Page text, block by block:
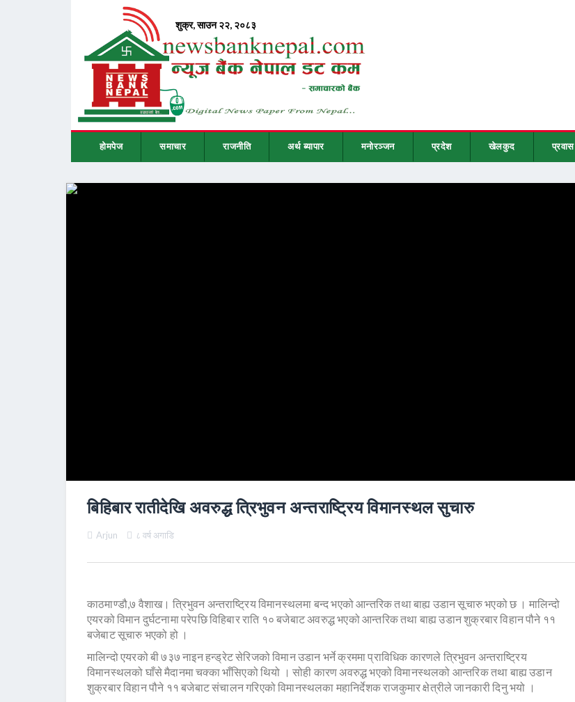
होमपेज समाचार राजनीति अर्थ ब्यापार मनोरञ्जन प्रदेश खेलकुद प्रवास
बिहिबार रातीदेखि अवरुद्ध त्रिभुवन अन्तराष्ट्रिय विमानस्थल सुचारु
Arjun ८ वर्ष अगाडि
काठमाण्डौ,७ वैशाख। त्रिभुवन अन्तराष्ट्रिय विमानस्थलमा बन्द भएको आन्तरिक तथा बाह्य उडान सूचारु भएको छ । मालिन्दो
एयरको विमान दुर्घटनामा परेपछि विहिबार राति १० बजेबाट अवरुद्ध भएको आन्तरिक तथा बाह्य उडान शुक्रबार विहान पौने ११
बजेबाट सूचारु भएको हो ।
मालिन्दो एयरको बी ७३७ नाइन हन्ड्रेट सेरिजको विमान उडान भर्ने क्रममा प्राविधिक कारणले त्रिभुवन अन्तराष्ट्रिय
विमानस्थलको घाँसे मैदानमा चक्का भाँसिएको थियो । सोही कारण अवरुद्ध भएको विमानस्थलको आन्तरिक तथा बाह्य उडान
शुक्रबार विहान पौने ११ बजेबाट संचालन गरिएको विमानस्थलका महानिर्देशक राजकुमार क्षेत्रीले जानकारी दिनु भयो ।